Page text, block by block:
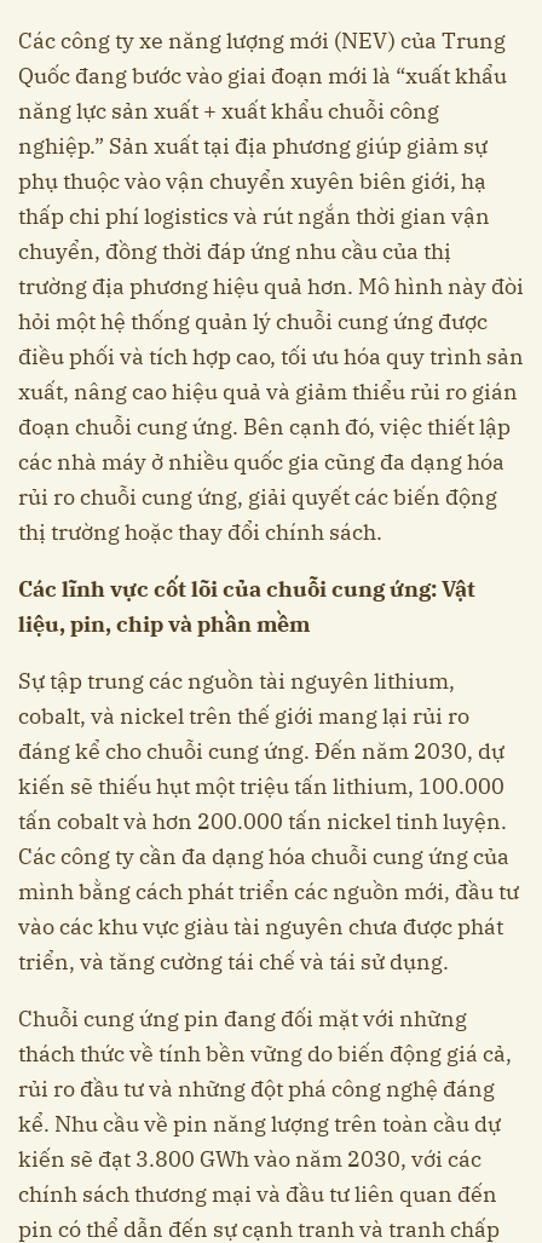
Các công ty xe năng lượng mới (NEV) của Trung
Quốc đang bước vào giai đoạn mới là “xuất khẩu
năng lực sản xuất + xuất khẩu chuỗi công
nghiệp.” Sản xuất tại địa phương giúp giảm sự
phụ thuộc vào vận chuyển xuyên biên giới, hạ
thấp chi phí logistics và rút ngắn thời gian vận
chuyển, đồng thời đáp ứng nhu cầu của thị
trường địa phương hiệu quả hơn. Mô hình này đòi
hỏi một hệ thống quản lý chuỗi cung ứng được
điều phối và tích hợp cao, tối ưu hóa quy trình sản
xuất, nâng cao hiệu quả và giảm thiểu rủi ro gián
đoạn chuỗi cung ứng. Bên cạnh đó, việc thiết lập
các nhà máy ở nhiều quốc gia cũng đa dạng hóa
rủi ro chuỗi cung ứng, giải quyết các biến động
thị trường hoặc thay đổi chính sách.
Các lĩnh vực cốt lõi của chuỗi cung ứng: Vật
liệu, pin, chip và phần mềm
Sự tập trung các nguồn tài nguyên lithium,
cobalt, và nickel trên thế giới mang lại rủi ro
đáng kể cho chuỗi cung ứng. Đến năm 2030, dự
kiến sẽ thiếu hụt một triệu tấn lithium, 100.000
tấn cobalt và hơn 200.000 tấn nickel tinh luyện.
Các công ty cần đa dạng hóa chuỗi cung ứng của
mình bằng cách phát triển các nguồn mới, đầu tư
vào các khu vực giàu tài nguyên chưa được phát
triển, và tăng cường tái chế và tái sử dụng.
Chuỗi cung ứng pin đang đối mặt với những
thách thức về tính bền vững do biến động giá cả,
rủi ro đầu tư và những đột phá công nghệ đáng
kể. Nhu cầu về pin năng lượng trên toàn cầu dự
kiến sẽ đạt 3.800 GWh vào năm 2030, với các
chính sách thương mại và đầu tư liên quan đến
pin có thể dẫn đến sự cạnh tranh và tranh chấp